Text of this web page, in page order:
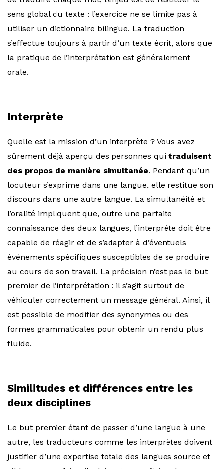
sens global du texte : l’exercice ne se limite pas à
utiliser un dictionnaire bilingue. La traduction
s’effectue toujours à partir d’un texte écrit, alors que
la pratique de l’interprétation est généralement
orale.
Interprète
Quelle est la mission d’un interprète ? Vous avez
sûrement déjà aperçu des personnes qui traduisent
des propos de manière simultanée. Pendant qu’un
locuteur s’exprime dans une langue, elle restitue son
discours dans une autre langue. La simultanéité et
l’oralité impliquent que, outre une parfaite
connaissance des deux langues, l’interprète doit être
capable de réagir et de s’adapter à d’éventuels
événements spécifiques susceptibles de se produire
au cours de son travail. La précision n’est pas le but
premier de l’interprétation : il s’agit surtout de
véhiculer correctement un message général. Ainsi, il
est possible de modifier des synonymes ou des
formes grammaticales pour obtenir un rendu plus
fluide.
Similitudes et différences entre les
deux disciplines
Le but premier étant de passer d’une langue à une
autre, les traducteurs comme les interprètes doivent
justifier d’une expertise totale des langues source et